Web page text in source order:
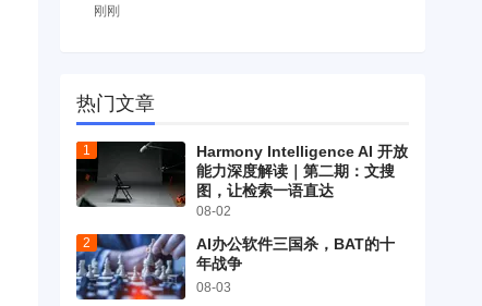
刚刚
热门文章
Harmony Intelligence AI 开放
能力深度解读｜第二期：文搜
图，让检索一语直达
08-02
AI办公软件三国杀，BAT的十
年战争
08-03